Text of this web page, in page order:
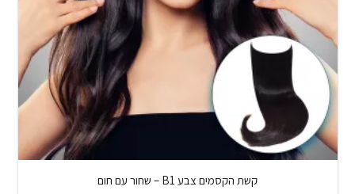
קשת הקסמים צבע B1 – שחור עם חום